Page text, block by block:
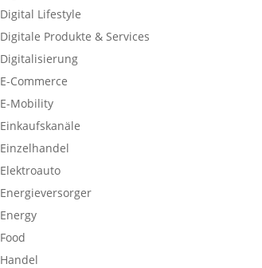
Digital Lifestyle
Digitale Produkte & Services
Digitalisierung
E-Commerce
E-Mobility
Einkaufskanäle
Einzelhandel
Elektroauto
Energieversorger
Energy
Food
Handel